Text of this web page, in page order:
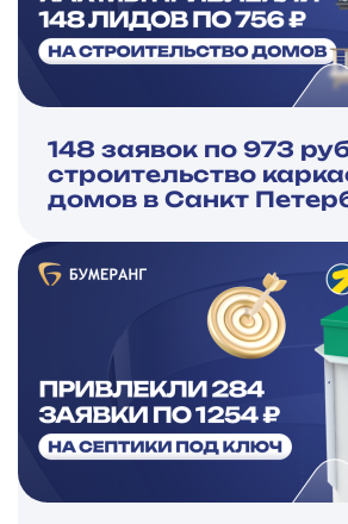
148 заявок по 973
строительство
домов в Санкт